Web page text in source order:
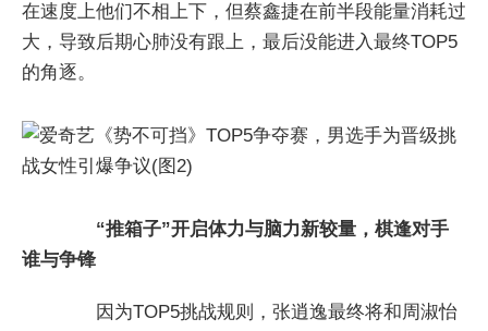
在速度上他们不相上下，但蔡鑫捷在前半段能量消耗过
大，导致后期心肺没有跟上，最后没能进入最终TOP5
的角逐。
“推箱子”开启体力与脑力新较量，棋逢对手
谁与争锋
因为TOP5挑战规则，张逍逸最终将和周淑怡